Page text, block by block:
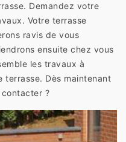
Demandez votre
Votre terrasse
ravis de vous
ensuite chez vous
les travaux à
Dès maintenant
?